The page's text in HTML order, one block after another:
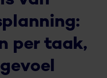
per taak,